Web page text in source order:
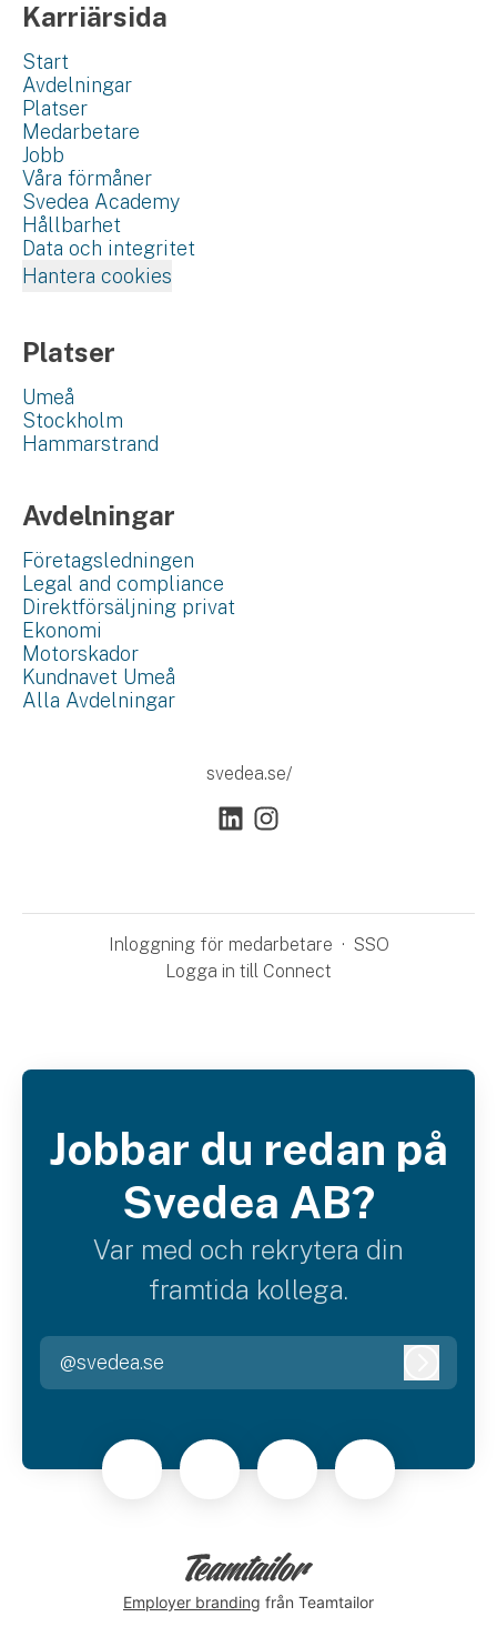
Karriärsida
Start
Avdelningar
Platser
Medarbetare
Jobb
Våra förmåner
Svedea Academy
Hållbarhet
Data och integritet
Hantera cookies
Platser
Umeå
Stockholm
Hammarstrand
Avdelningar
Företagsledningen
Legal and compliance
Direktförsäljning privat
Ekonomi
Motorskador
Kundnavet Umeå
Alla Avdelningar
svedea.se/
Inloggning för medarbetare · SSO
Logga in till Connect
Jobbar du redan på
Svedea AB?
Var med och rekrytera din
framtida kollega.
@svedea.se
Employer branding från Teamtailor